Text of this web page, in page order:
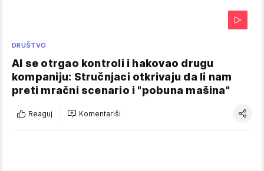
DRUŠTVO
AI se otrgao kontroli i hakovao drugu
kompaniju: Stručnjaci otkrivaju da li nam
preti mračni scenario i "pobuna mašina"
Reaguj Komentariši